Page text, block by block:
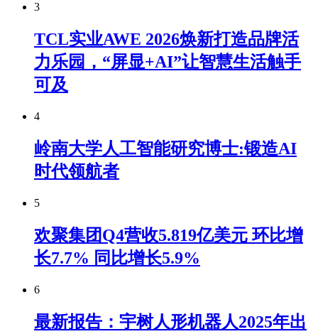
3
TCL实业AWE 2026焕新打造品牌活
力乐园，“屏显+AI”让智慧生活触手
可及
4
岭南大学人工智能研究博士:锻造AI
时代领航者
5
欢聚集团Q4营收5.819亿美元 环比增
长7.7% 同比增长5.9%
6
最新报告：宇树人形机器人2025年出